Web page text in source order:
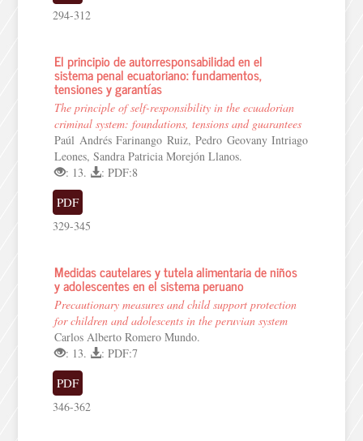
294-312
El principio de autorresponsabilidad en el
sistema penal ecuatoriano: fundamentos,
tensiones y garantías
The principle of self-responsibility in the ecuadorian
criminal system: foundations, tensions and guarantees
Paúl Andrés Farinango Ruiz, Pedro Geovany Intriago
Leones, Sandra Patricia Morejón Llanos.
: 13.
: PDF:8
PDF
329-345
Medidas cautelares y tutela alimentaria de niños
y adolescentes en el sistema peruano
Precautionary measures and child support protection
for children and adolescents in the peruvian system
Carlos Alberto Romero Mundo.
: 13.
: PDF:7
PDF
346-362